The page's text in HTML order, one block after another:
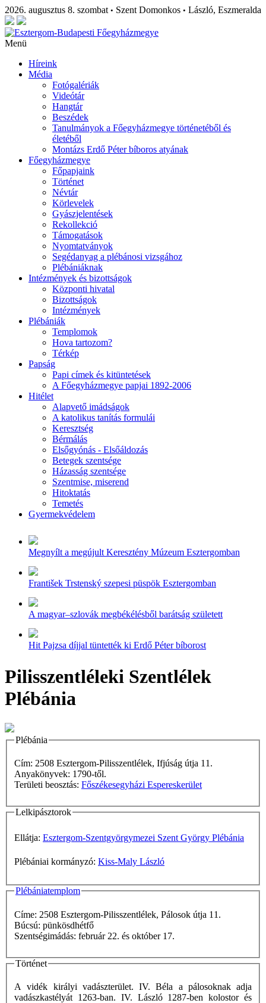
2026. augusztus 8. szombat • Szent Domonkos • László, Eszmeralda
Menü
Híreink
Média
Fotógalériák
Videótár
Hangtár
Beszédek
Tanulmányok a Főegyházmegye történetéből és
életéből
Montázs Erdő Péter bíboros atyának
Főegyházmegye
Főpapjaink
Történet
Névtár
Körlevelek
Gyászjelentések
Rekollekció
Támogatások
Nyomtatványok
Segédanyag a plébánosi vizsgához
Plébániáknak
Intézmények és bizottságok
Központi hivatal
Bizottságok
Intézmények
Plébániák
Templomok
Hova tartozom?
Térkép
Papság
Papi címek és kitüntetések
A Főegyházmegye papjai 1892-2006
Hitélet
Alapvető imádságok
A katolikus tanítás formulái
Keresztség
Bérmálás
Elsőgyónás - Elsőáldozás
Betegek szentsége
Házasság szentsége
Szentmise, miserend
Hitoktatás
Temetés
Gyermekvédelem
Megnyílt a megújult Keresztény Múzeum Esztergomban
František Trstenský szepesi püspök Esztergomban
A magyar–szlovák megbékélésből barátság született
Hit Pajzsa díjjal tüntették ki Erdő Péter bíborost
Pilisszentléleki Szentlélek
Plébánia
Plébánia
Cím: 2508 Esztergom-Pilisszentlélek, Ifjúság útja 11.
Anyakönyvek: 1790-től.
Területi beosztás: Főszékesegyházi Espereskerület
Lelkipásztorok
Ellátja: Esztergom-Szentgyörgymezei Szent György Plébánia
Plébániai kormányzó: Kiss-Maly László
Plébániatemplom
Címe: 2508 Esztergom-Pilisszentlélek, Pálosok útja 11.
Búcsú: pünkösdhétfő
Szentségimádás: február 22. és október 17.
Történet
A vidék királyi vadászterület. IV. Béla a pálosoknak adja
vadászkastélyát 1263-ban. IV. László 1287-ben kolostor és